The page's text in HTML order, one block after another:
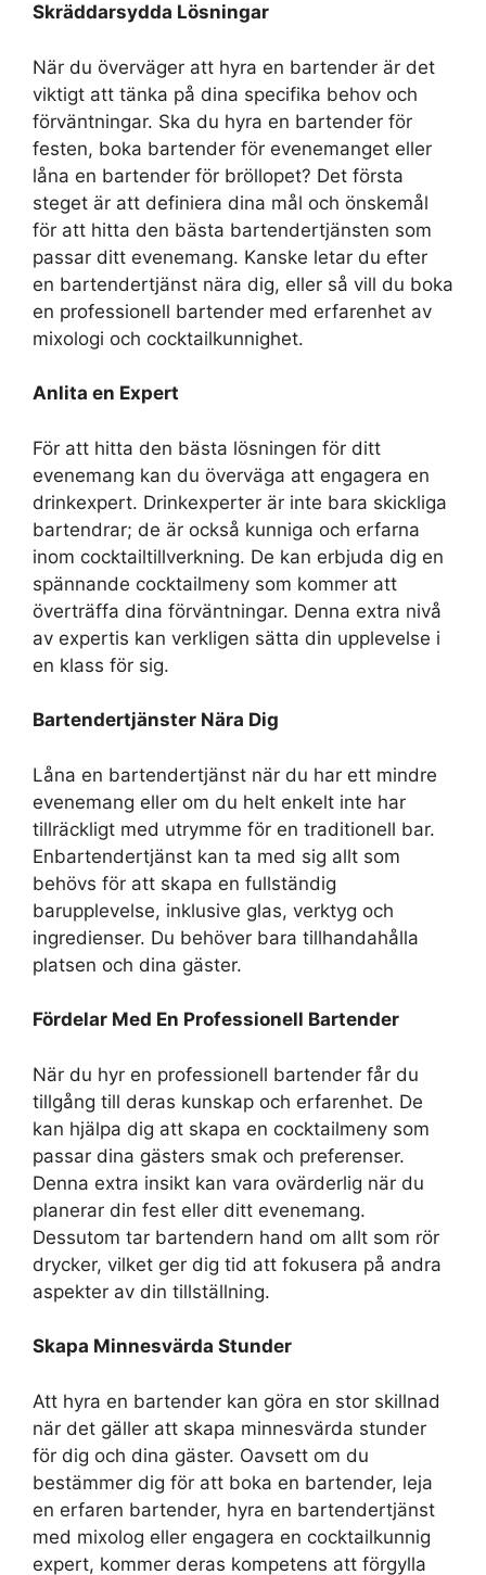
Skräddarsydda Lösningar
När du överväger att hyra en bartender är det
viktigt att tänka på dina specifika behov och
förväntningar. Ska du hyra en bartender för
festen, boka bartender för evenemanget eller
låna en bartender för bröllopet? Det första
steget är att definiera dina mål och önskemål
för att hitta den bästa bartendertjänsten som
passar ditt evenemang. Kanske letar du efter
en bartendertjänst nära dig, eller så vill du boka
en professionell bartender med erfarenhet av
mixologi och cocktailkunnighet.
Anlita en Expert
För att hitta den bästa lösningen för ditt
evenemang kan du överväga att engagera en
drinkexpert. Drinkexperter är inte bara skickliga
bartendrar; de är också kunniga och erfarna
inom cocktailtillverkning. De kan erbjuda dig en
spännande cocktailmeny som kommer att
överträffa dina förväntningar. Denna extra nivå
av expertis kan verkligen sätta din upplevelse i
en klass för sig.
Bartendertjänster Nära Dig
Låna en bartendertjänst när du har ett mindre
evenemang eller om du helt enkelt inte har
tillräckligt med utrymme för en traditionell bar.
Enbartendertjänst kan ta med sig allt som
behövs för att skapa en fullständig
barupplevelse, inklusive glas, verktyg och
ingredienser. Du behöver bara tillhandahålla
platsen och dina gäster.
Fördelar Med En Professionell Bartender
När du hyr en professionell bartender får du
tillgång till deras kunskap och erfarenhet. De
kan hjälpa dig att skapa en cocktailmeny som
passar dina gästers smak och preferenser.
Denna extra insikt kan vara ovärderlig när du
planerar din fest eller ditt evenemang.
Dessutom tar bartendern hand om allt som rör
drycker, vilket ger dig tid att fokusera på andra
aspekter av din tillställning.
Skapa Minnesvärda Stunder
Att hyra en bartender kan göra en stor skillnad
när det gäller att skapa minnesvärda stunder
för dig och dina gäster. Oavsett om du
bestämmer dig för att boka en bartender, leja
en erfaren bartender, hyra en bartendertjänst
med mixolog eller engagera en cocktailkunnig
expert, kommer deras kompetens att förgylla